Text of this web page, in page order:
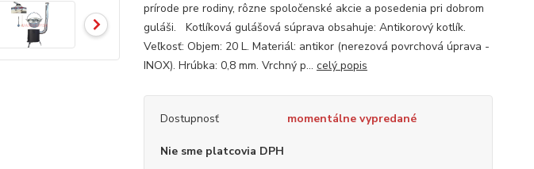
prírode pre rodiny, rôzne spoločenské akcie a posedenia pri dobrom
guláši. Kotlíková gulášová súprava obsahuje: Antikorový kotlík.
Veľkosť: Objem: 20 L. Materiál: antikor (nerezová povrchová úprava -
INOX). Hrúbka: 0,8 mm. Vrchný p... celý popis
Dostupnosť momentálne vypredané
Nie sme platcovia DPH